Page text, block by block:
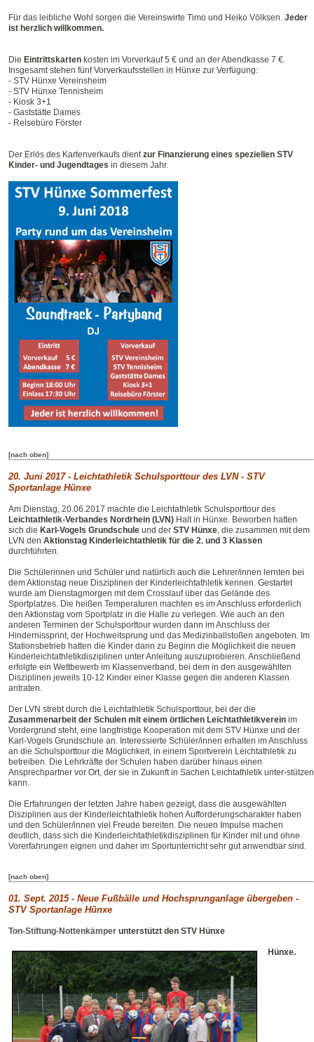
Für das leibliche Wohl sorgen die Vereinswirte Timo und Heiko Völksen. Jeder
ist herzlich willkommen.
Die Eintrittskarten kosten im Vorverkauf 5 € und an der Abendkasse 7 €.
Insgesamt stehen fünf Vorverkaufsstellen in Hünxe zur Verfügung:
- STV Hünxe Vereinsheim
- STV Hünxe Tennisheim
- Kiosk 3+1
- Gaststätte Dames
- Reisebüro Förster
Der Erlös des Kartenverkaufs dientzur Finanzierung eines speziellen STV
Kinder- und Jugendtages in diesem Jahr.
[nach oben]
20. Juni 2017 - Leichtathletik Schulsporttour des LVN - STV
Sportanlage Hünxe
Am Dienstag, 20.06.2017 machte die Leichtathletik Schulsporttour des
Leichtathletik-Verbandes Nordrhein (LVN) Halt in Hünxe. Beworben hatten
sich die Karl-Vogels Grundschule und der STV Hünxe , die zusammen mit dem
LVN den Aktionstag Kinderleichtathletik für die 2. und 3 Klassen
durchführten.
Die Schülerinnen und Schüler und natürlich auch die Lehrer/innen lernten bei
dem Aktionstag neue Disziplinen der Kinderleichtathletik kennen. Gestartet
wurde am Dienstagmorgen mit dem Crosslauf über das Gelände des
Sportplatzes. Die heißen Temperaturen machten es im Anschluss erforderlich
den Aktionstag vom Sportplatz in die Halle zu verlegen. Wie auch an den
anderen Terminen der Schulsporttour wurden dann im Anschluss der
Hindernissprint, der Hochweitsprung und das Medizinballstoßen angeboten. Im
Stationsbetrieb hatten die Kinder dann zu Beginn die Möglichkeit die neuen
Kinderleichtathletikdisziplinen unter Anleitung auszuprobieren. Anschließend
erfolgte ein Wettbewerb im Klassenverband, bei dem in den ausgewählten
Disziplinen jeweils 10-12 Kinder einer Klasse gegen die anderen Klassen
antraten.
Der LVN strebt durch die Leichtathletik Schulsporttour, bei der die
Zusammenarbeit der Schulen mit einem örtlichen Leichtathletikverein im
Vordergrund steht, eine langfristige Kooperation mit dem STV Hünxe und der
Karl-Vogels Grundschule an. Interessierte Schüler/innen erhalten im Anschluss
an die Schulsporttour die Möglichkeit, in einem Sportverein Leichtathletik zu
betreiben. Die Lehrkräfte der Schulen haben darüber hinaus einen
Ansprechpartner vor Ort, der sie in Zukunft in Sachen Leichtathletik unter-stützen
kann.
Die Erfahrungen der letzten Jahre haben gezeigt, dass die ausgewählten
Disziplinen aus der Kinderleichtathletik hohen Aufforderungscharakter haben
und den Schüler/innen viel Freude bereiten. Die neuen Impulse machen
deutlich, dass sich die Kinderleichtathletikdisziplinen für Kinder mit und ohne
Vorerfahrungen eignen und daher im Sportunterricht sehr gut anwendbar sind.
[nach oben]
01. Sept. 2015 - Neue Fußbälle und Hochsprunganlage übergeben -
STV Sportanlage Hünxe
Ton-Stiftung-Nottenkämper unterstützt den STV Hünxe
Hünxe.